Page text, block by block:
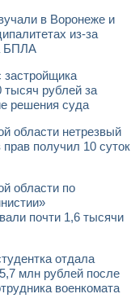
в Воронеже и
из-за
БПЛА
тысяч рублей за
решения суда
области нетрезвый
прав получил 10 суток
области по
почти 1,6 тысячи
отдала
млн рублей после
военкомата